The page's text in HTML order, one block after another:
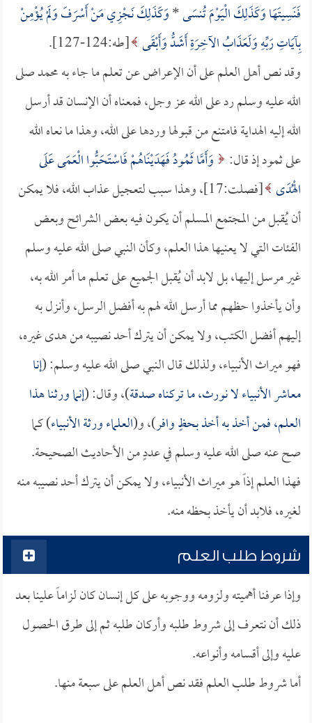
فَنَسِيتَهَا وَكَذَلِكَ الْيَوْمَ تُنسَى*وَكَذَلِكَ نَجْزِي مَنْ أَسْرَفَ وَلَمْ يُؤْمِنْ
بِآيَاتِ رَبِّهِ وَلَعَذَابُ الآخِرَةِ أَشَدُّ وَأَبْقَى [طه:124-127].
وقد نص أهل العلم على أن الإعراض عن تعلم ما جاء به محمد صلى
الله عليه وسلم رد على الله عز وجل، فمعناه أن الإنسان قد أرسل
الله إليه الهداية فامتنع من قبولها وردها على الله، وهذا ما نعاه الله
على ثمود إذ قال:
وَأَمَّا ثَمُودُ فَهَدَيْنَاهُمْ فَاسْتَحَبُّوا الْعَمَى عَلَى
الْهُدَى
[فصلت:17]، وهذا سبب لتعجيل عذاب الله، فلا يمكن
أن يُقبل من المجتمع المسلم أن يكون فيه بعض الشرائح وبعض
الفئات التي لا يعنيها هذا العلم، وكأن النبي صلى الله عليه وسلم
غير مرسل إليها، بل لابد أن يُقبل الجميع على تعلم ما أمر الله به،
وأن يأخذوا حظهم مما أرسل الله لهم به أفضل الرسل، وأنزل به
إليهم أفضل الكتب، ولا يمكن أن يترك أحد نصيبه من هدى غيره،
فهو ميراث الأنبياء، ولذلك قال النبي صلى الله عليه وسلم: (إنا
معاشر الأنبياء لا نورث، ما تركناه صدقة)، وقال: (إنما ورثنا هذا
العلم، فمن أخذ به أخذ بحظٍ وافر)، و(العلماء ورثة الأنبياء) كما
صح عنه صلى الله عليه وسلم في عددٍ من الأحاديث الصحيحة.
فهذا العلم إذاً هو ميراث الأنبياء، ولا يمكن أن يترك أحد نصيبه منه
لغيره، فلابد أن يأخذ بحظه منه.
شروط طلب العلم
وإذا عرفنا أهميته ولزومه ووجوبه على كل إنسان كان لزاماً علينا بعد
ذلك أن نتعرف إلى شروط طلبه وأركان طلبه ثم إلى طرق الحصول
عليه وإلى أقسامه وأنواعه.
أما شروط طلب العلم فقد نص أهل العلم على سبعة منها.